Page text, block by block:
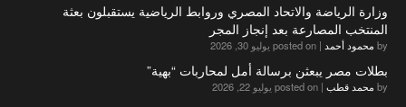
وزارة الرياضة والاتحاد المصري وروابط الرياضية يستقبلون بعثة
المنتخب المصارعة بعد إنجاز المجر
by محمود أحمد | posted on يوليو 30, 2026
بطلات مصر يبعثن برسالة أمل لمحاربات “بهية”
by محمد قطب | posted on يوليو 22, 2026